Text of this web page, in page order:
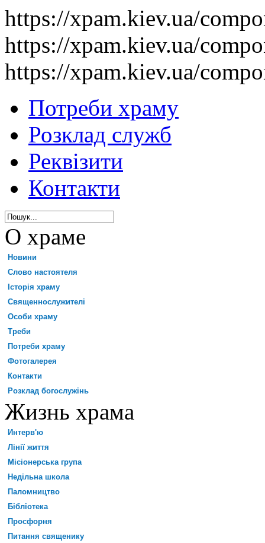
https://xpam.kiev.ua/
https://xpam.kiev.ua/
https://xpam.kiev.ua/
Потреби храму
Розклад служб
Реквізити
Контакти
О храме
Новини
Слово настоятеля
Історія храму
Священнослужителі
Особи храму
Треби
Потреби храму
Фотогалерея
Контакти
Розклад богослужінь
Жизнь храма
Интерв'ю
Лінії життя
Місіонерська група
Недільна школа
Паломництво
Бібліотека
Просфорня
Питання священику